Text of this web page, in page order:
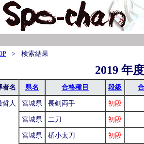
> 検索結果
2019 年
者名 県名 合格種目 段級
哲人 宮城県 長剣両手 初段
宮城県 二刀 初段
宮城県 楯小太刀 初段